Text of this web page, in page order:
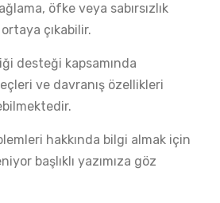
öfke veya sabırsızlık
ortaya çıkabilir.
desteği kapsamında
ve davranış özellikleri
hakkında bilgi almak için
başlıklı yazımıza göz